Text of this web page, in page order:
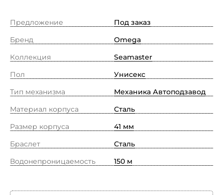
Предложение
Под заказ
Бренд
Omega
Коллекция
Seamaster
Пол
Унисекс
Тип механизма
Механика Автоподзавод
Материал корпуса
Сталь
Размер корпуса
41 мм
Браслет
Сталь
Водонепроницаемость
150 м